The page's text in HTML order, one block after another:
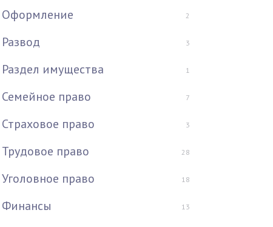
Оформление 2
Развод 3
Раздел имущества 1
Семейное право 7
Страховое право 3
Трудовое право 28
Уголовное право 18
Финансы 13